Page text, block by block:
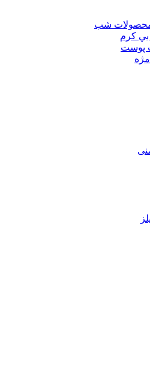
شب
كرم
پوست